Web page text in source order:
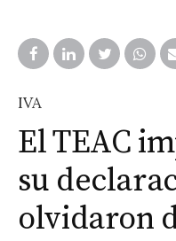
IVA
El TEAC
su
olvidaron